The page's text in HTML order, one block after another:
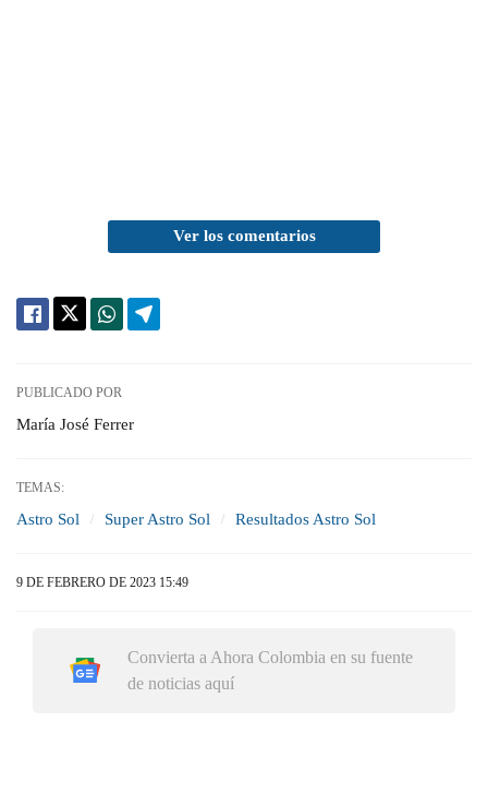
Ver los comentarios
PUBLICADO POR
María José Ferrer
TEMAS:
Astro Sol Super Astro Sol Resultados Astro Sol
9 DE FEBRERO DE 2023 15:49
Convierta a Ahora Colombia en su fuente
de noticias aquí